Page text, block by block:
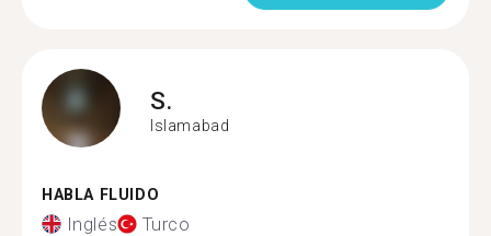
S.
Islamabad
HABLA FLUIDO
Inglés Turco